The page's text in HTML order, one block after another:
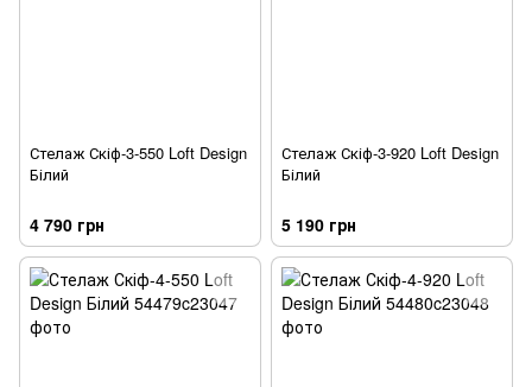
Стелаж Скіф-3-550 Loft Design
Білий
4 790 грн
Стелаж Скіф-3-920 Loft Design
Білий
5 190 грн